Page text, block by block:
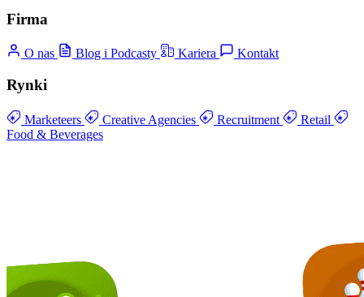
Firma
O nas Blog i Podcasty Kariera Kontakt
Rynki
Marketeers Creative Agencies Recruitment
Retail
Food & Beverages